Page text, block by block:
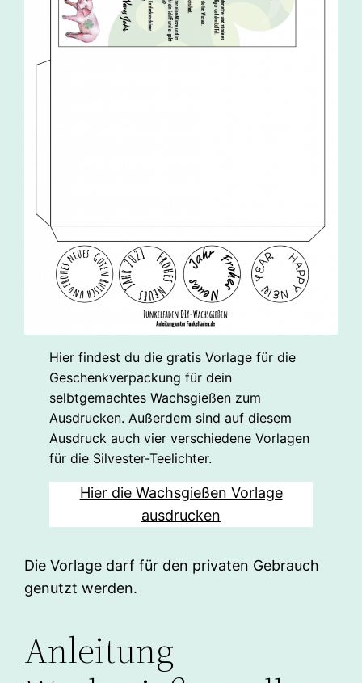
Hier findest du die gratis Vorlage für die
Geschenkverpackung für dein
selbtgemachtes Wachsgießen zum
Ausdrucken. Außerdem sind auf diesem
Ausdruck auch vier verschiedene Vorlagen
für die Silvester-Teelichter.
Hier die Wachsgießen Vorlage
ausdrucken
Die Vorlage darf für den privaten Gebrauch
genutzt werden.
Anleitung